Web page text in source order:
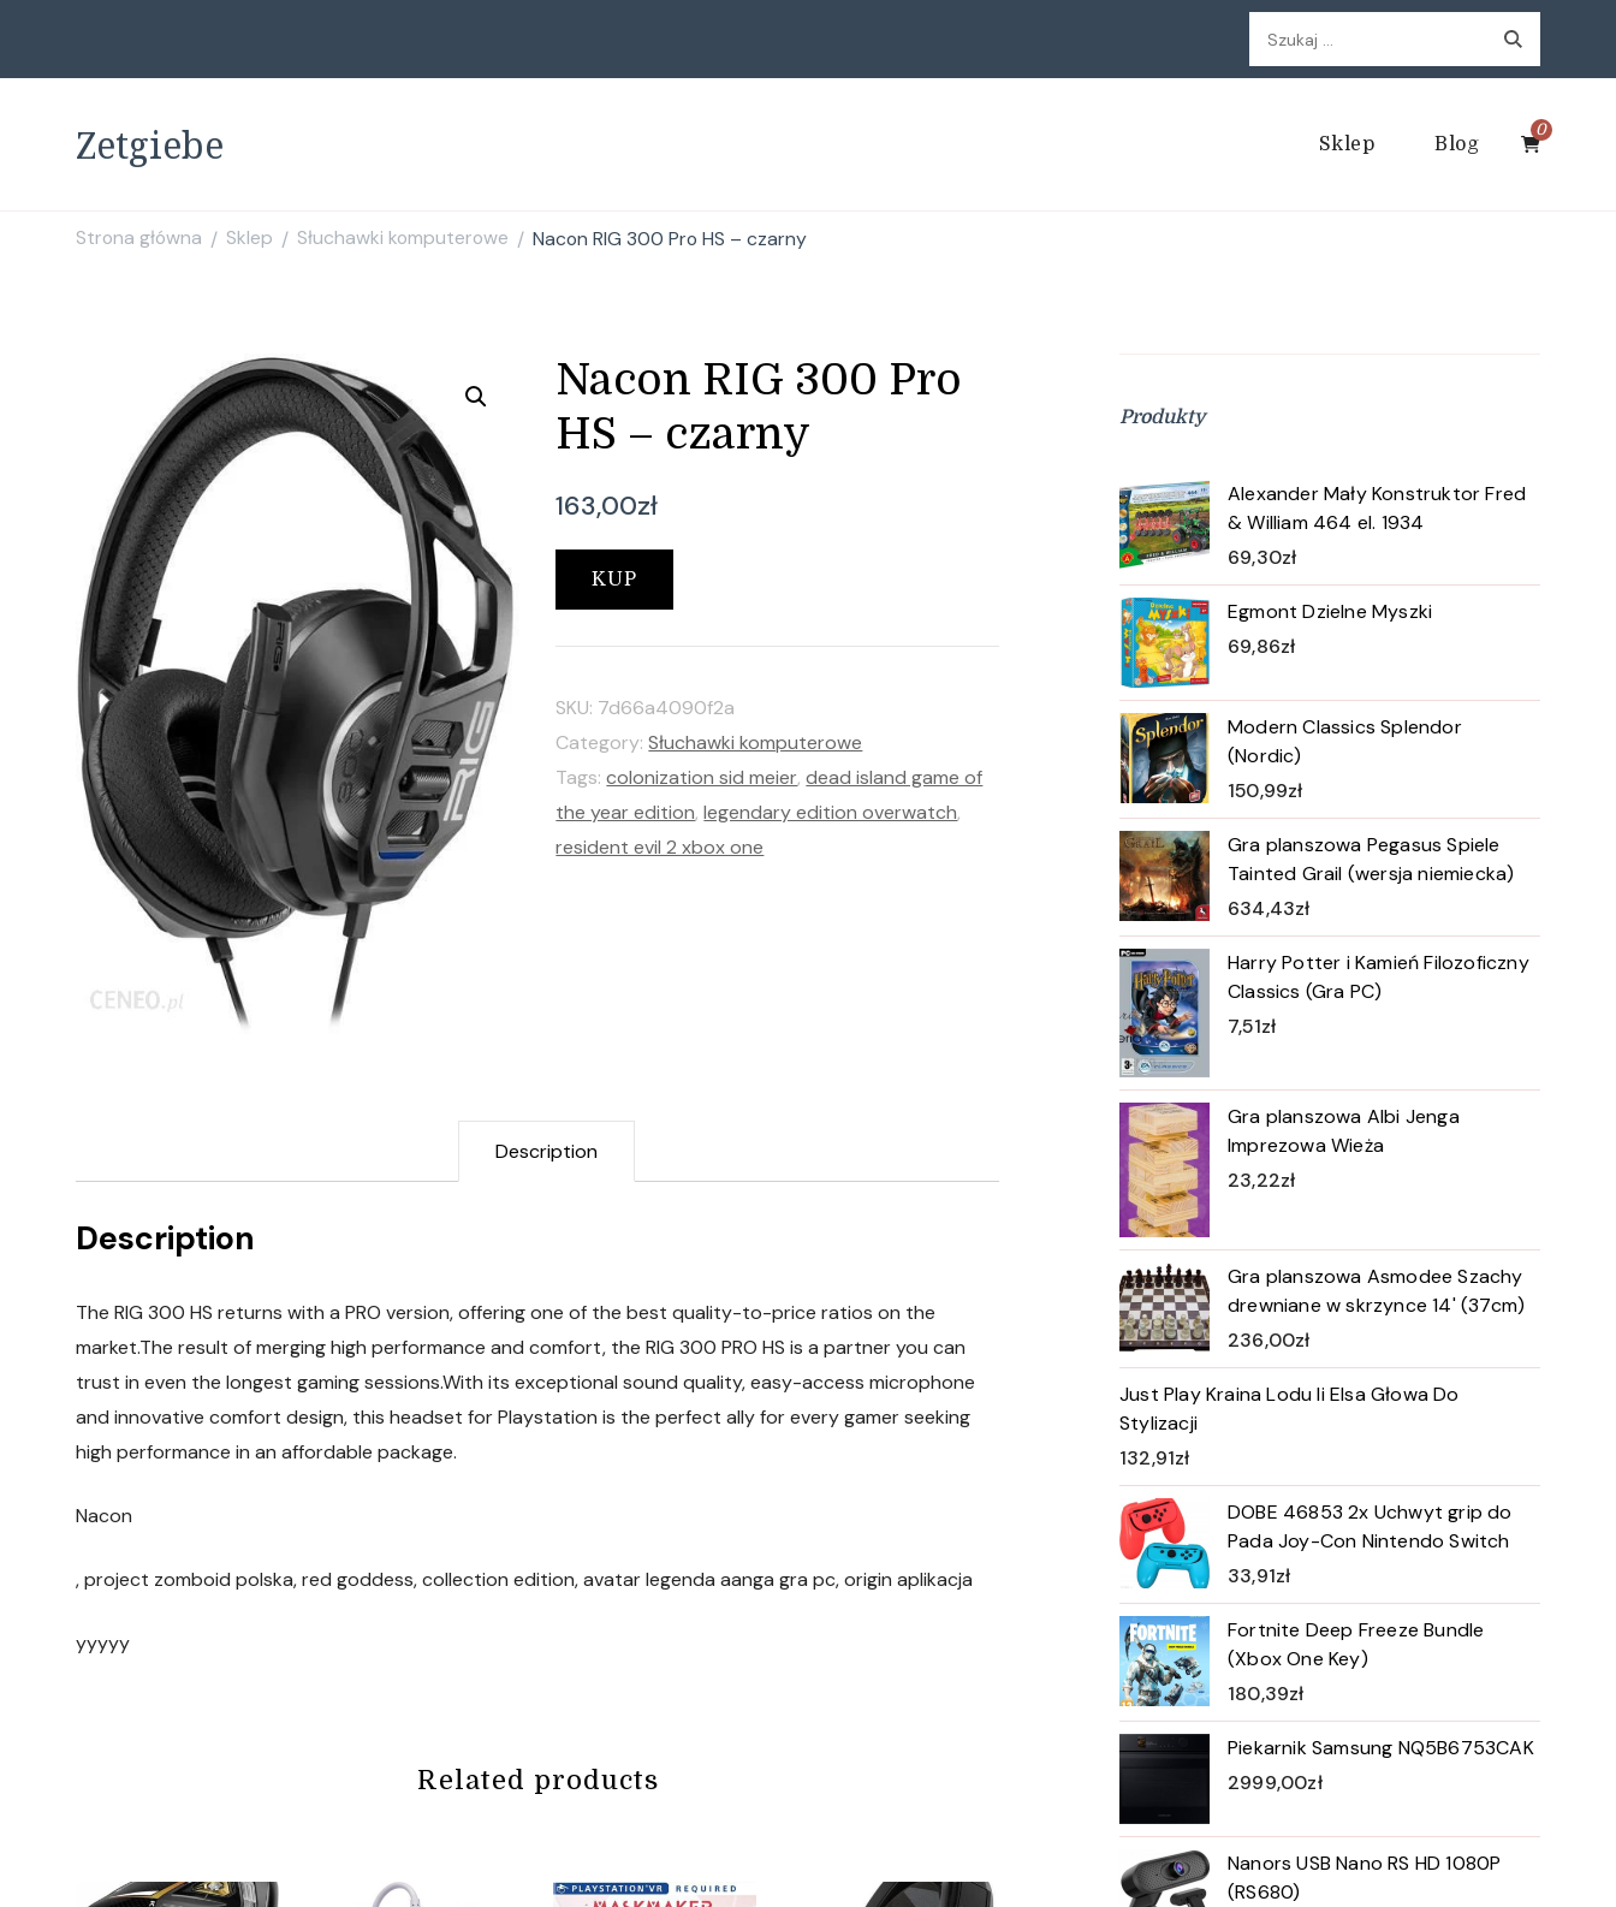
Szukaj:
Zetgiebe Sklep Blog
0
Strona główna / Sklep / Słuchawki komputerowe / Nacon RIG 300 Pro HS – czarny
Nacon RIG 300 Pro
HS – czarny
163,00zł
KUP
SKU: 7d66a4090f2a
Category:Słuchawki komputerowe
Tags:colonization sid meier,dead island game of
the year edition,legendary edition overwatch,
resident evil 2 xbox one
Description
Description
The RIG 300 HS returns with a PRO version, offering one of the best quality-to-price ratios on the
market.The result of merging high performance and comfort, the RIG 300 PRO HS is a partner you can
trust in even the longest gaming sessions.With its exceptional sound quality, easy-access microphone
and innovative comfort design, this headset for Playstation is the perfect ally for every gamer seeking
high performance in an affordable package.
Nacon
, project zomboid polska, red goddess, collection edition, avatar legenda aanga gra pc, origin aplikacja
yyyyy
Related products
Produkty
Alexander Mały Konstruktor Fred
& William 464 el. 1934
69,30zł
Egmont Dzielne Myszki
69,86zł
Modern Classics Splendor
(Nordic)
150,99zł
Gra planszowa Pegasus Spiele
Tainted Grail (wersja niemiecka)
634,43zł
Harry Potter i Kamień Filozoficzny
Classics (Gra PC)
7,51zł
Gra planszowa Albi Jenga
Imprezowa Wieża
23,22zł
Gra planszowa Asmodee Szachy
drewniane w skrzynce 14' (37cm)
236,00zł
Just Play Kraina Lodu Ii Elsa Głowa Do
Stylizacji
132,91zł
DOBE 46853 2x Uchwyt grip do
Pada Joy-Con Nintendo Switch
33,91zł
Fortnite Deep Freeze Bundle
(Xbox One Key)
180,39zł
Piekarnik Samsung NQ5B6753CAK
2999,00zł
Nanors USB Nano RS HD 1080P
(RS680)